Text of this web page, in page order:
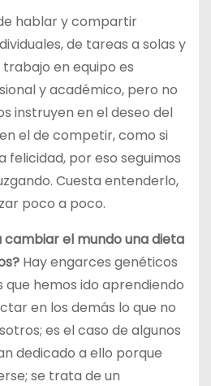
hablar y compartir
de tareas a solas y
en equipo es
y académico, pero no
instruyen en el deseo del
el de competir, como si
felicidad, por eso seguimos
Cuesta entenderlo,
poco a poco.
cambiar el mundo una dieta
Hay engarces genéticos
hemos ido aprendiendo
en los demás lo que no
es el caso de algunos
dedicado a ello porque
se trata de un